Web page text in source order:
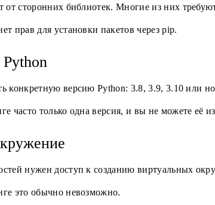
от сторонних библиотек. Многие из них
прав для установки пакетов через pip.
конкретную версию Python: 3.8, 3.9, 3.10 или
часто только одна версия, и вы не можете её
нужен доступ к созданию виртуальных
это обычно невозможно.